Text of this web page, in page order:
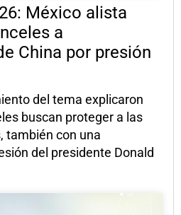
México alista
a
China por presión
del tema explicaron
buscan proteger a las
también con una
del presidente Donald